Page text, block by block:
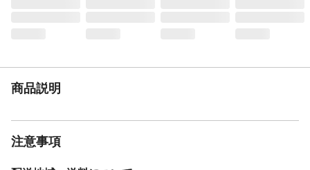
商品説明
注意事項